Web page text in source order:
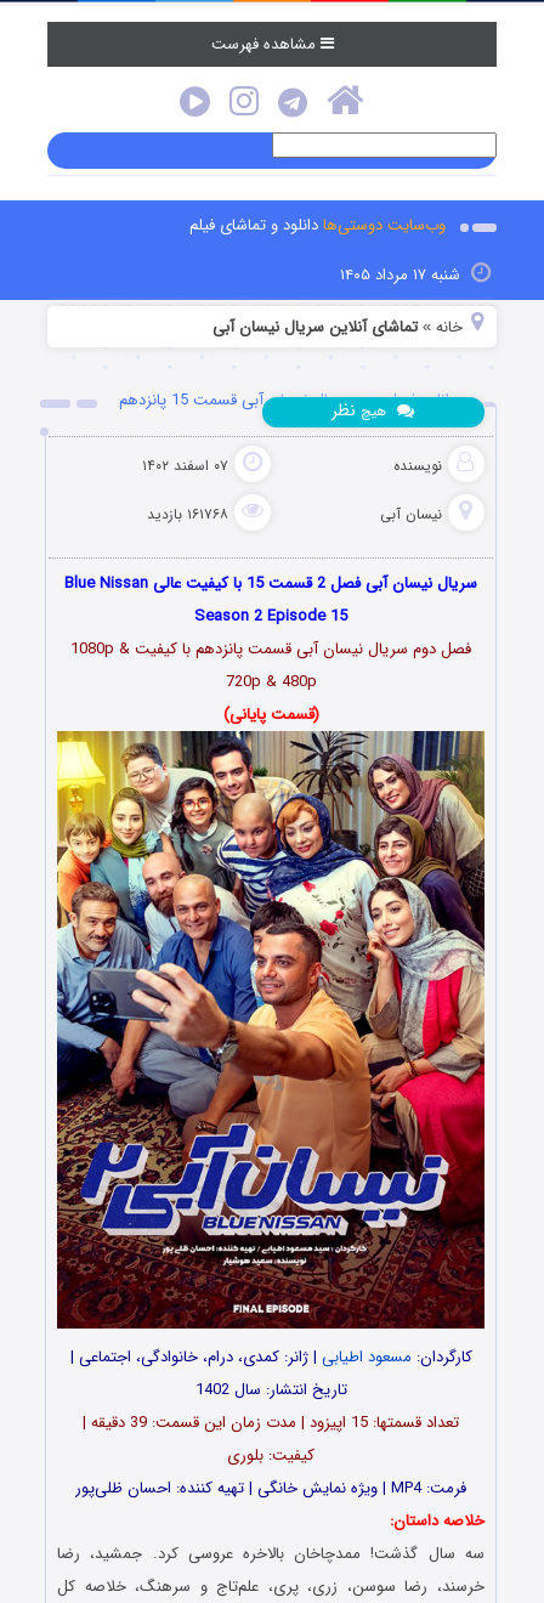
مشاهده فهرست
وب‌سایت دوستی‌هادانلود و تماشای فیلم
شنبه ۱۷ مرداد ۱۴۰۵
خانه »تماشای آنلاین سریال نیسان آبی
دانلود فصل دوم سریال نیسان آبی قسمت 15 پانزدهم
نویسنده ۰۷ اسفند ۱۴۰۲
نیسان آبی ۱۶۱۷۶۸ بازدید
هیچ نظر
سریال نیسان آبی فصل 2 قسمت 15 با کیفیت عالی Blue Nissan
Season 2 Episode 15
فصل دوم سریال نیسان آبی قسمتپانزدهم
با کیفیت 1080p &
720p & 480p
(قسمت پایانی)
کارگردان: مسعود اطیابی | ژانر: کمدی، درام، خانوادگی، اجتماعی |
تاریخ انتشار: سال 1402
تعداد قسمت‎ها: 15 اپیزود | مدت زمان این قسمت: 39 دقیقه |
کیفیت: بلوری
فرمت: MP4 | ویژه نمایش خانگی | تهیه کننده: احسان ظلی‌پور
خلاصه داستان:
سه سال گذشت! ممدچاخان بالاخره عروسی کرد. جمشید، رضا
خرسند، رضا سوسن، زری، پری، علم‌تاج و سرهنگ، خلاصه کل